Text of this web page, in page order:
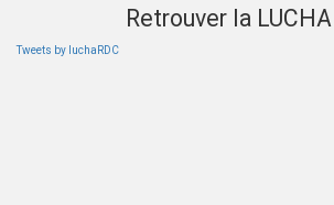
Retrouver la
Tweets by luchaRDC